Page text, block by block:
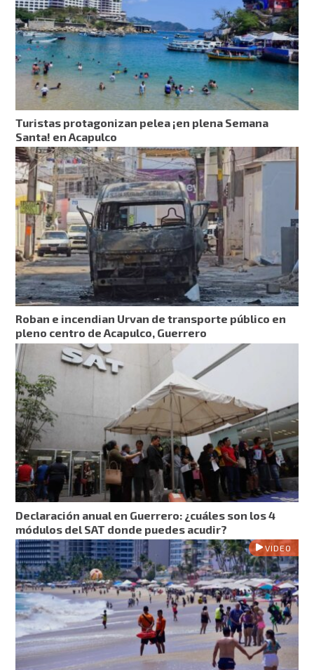
Turistas protagonizan pelea ¡en plena Semana
Santa! en Acapulco
Roban e incendian Urvan de transporte público en
pleno centro de Acapulco, Guerrero
Declaración anual en Guerrero: ¿cuáles son los 4
módulos del SAT donde puedes acudir?
VIDEO